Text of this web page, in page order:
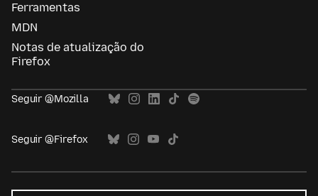
Ferramentas
MDN
Notas de atualização do
Firefox
Seguir @Mozilla
Seguir @Firefox